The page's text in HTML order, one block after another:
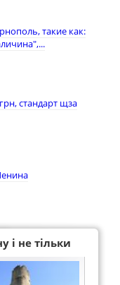
такие как:
стандарт щза
і не тільки